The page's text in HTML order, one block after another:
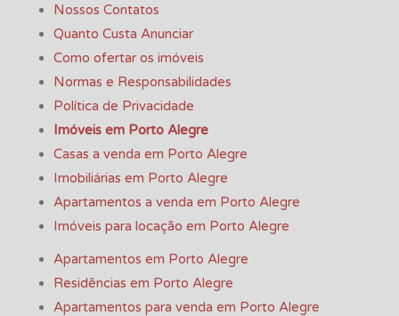
Nossos Contatos
Quanto Custa Anunciar
Como ofertar os imóveis
Normas e Responsabilidades
Política de Privacidade
Imóveis em Porto Alegre
Casas a venda em Porto Alegre
Imobiliárias em Porto Alegre
Apartamentos a venda em Porto Alegre
Imóveis para locação em Porto Alegre
Apartamentos em Porto Alegre
Residências em Porto Alegre
Apartamentos para venda em Porto Alegre